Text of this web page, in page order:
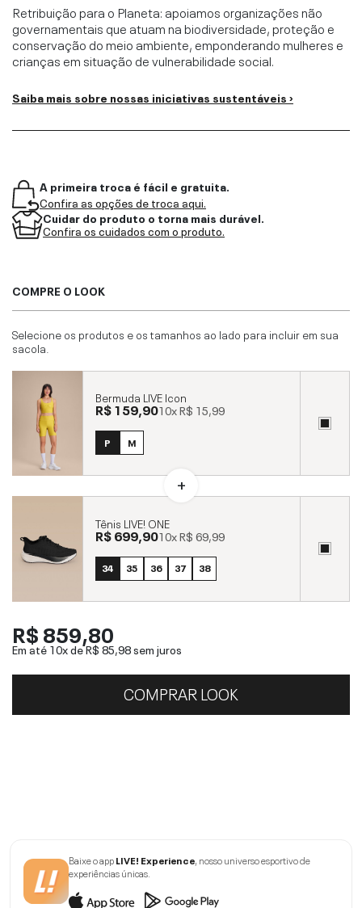
Retribuição para o Planeta: apoiamos organizações não
governamentais que atuam na biodiversidade, proteção e
conservação do meio ambiente, emponderando mulheres e
crianças em situação de vulnerabilidade social.
Saiba mais sobre nossas iniciativas sustentáveis ›
A primeira troca é fácil e gratuita.
Confira as opções de troca aqui.
Cuidar do produto o torna mais durável.
Confira os cuidados com o produto.
COMPRE O LOOK
Selecione os produtos e os tamanhos ao lado para incluir em sua
sacola.
Bermuda LIVE Icon
R$ 159,9010xR$ 15,99
P M
Tênis LIVE! ONE
R$ 699,9010xR$ 69,99
34 35 36 37 38
R$ 859,80
Em até 10x deR$ 85,98sem juros
COMPRAR LOOK
Baixe o appLIVE! Experience , nosso universo esportivo de
experiências únicas.